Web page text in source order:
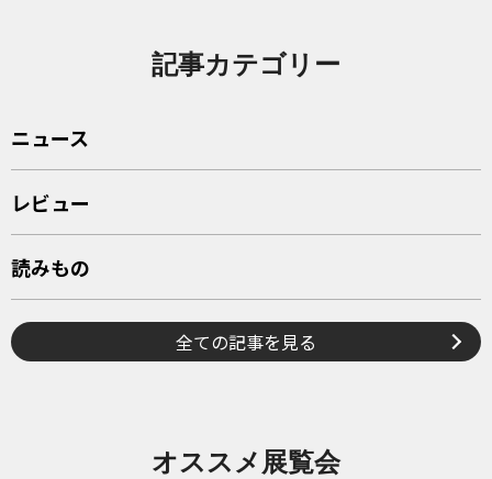
記事カテゴリー
ニュース
レビュー
読みもの
全ての記事を見る
オススメ展覧会